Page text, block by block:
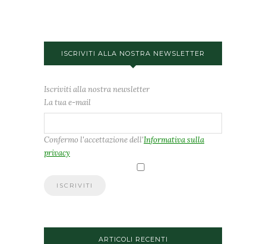
ISCRIVITI ALLA NOSTRA NEWSLETTER
Iscriviti alla nostra newsletter
La tua e-mail
Confermo l'accettazione dell'Informativa sulla
privacy
ARTICOLI RECENTI